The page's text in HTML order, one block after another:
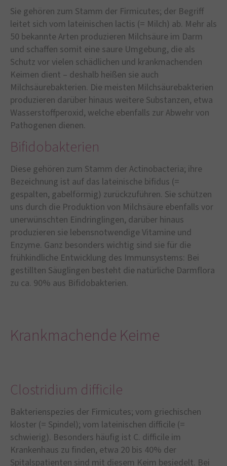
Sie gehören zum Stamm der Firmicutes; der Begriff
leitet sich vom lateinischen lactis (= Milch) ab. Mehr als
50 bekannte Arten produzieren Milchsäure im Darm
und schaffen somit eine saure Umgebung, die als
Schutz vor vielen schädlichen und krankmachenden
Keimen dient – deshalb heißen sie auch
Milchsäurebakterien. Die meisten Milchsäurebakterien
produzieren darüber hinaus weitere Substanzen, etwa
Wasserstoffperoxid, welche ebenfalls zur Abwehr von
Pathogenen dienen.
Bifidobakterien
Diese gehören zum Stamm der Actinobacteria; ihre
Bezeichnung ist auf das lateinische bifidus (=
gespalten, gabelförmig) zurückzuführen. Sie schützen
uns durch die Produktion von Milchsäure ebenfalls vor
unerwünschten Eindringlingen, darüber hinaus
produzieren sie lebensnotwendige Vitamine und
Enzyme. Ganz besonders wichtig sind sie für die
frühkindliche Entwicklung des Immunsystems: Bei
gestillten Säuglingen besteht die natürliche Darmflora
zu ca. 90% aus Bifidobakterien.
Krankmachende Keime
Clostridium difficile
Bakterienspezies der Firmicutes; vom griechischen
kloster (= Spindel); vom lateinischen difficile (=
schwierig). Besonders häufig ist C. difficile im
Krankenhaus zu finden, etwa 20 bis 40% der
Spitalspatienten sind mit diesem Keim besiedelt. Bei